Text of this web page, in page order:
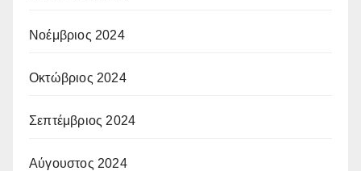
Νοέμβριος 2024
Οκτώβριος 2024
Σεπτέμβριος 2024
Αύγουστος 2024